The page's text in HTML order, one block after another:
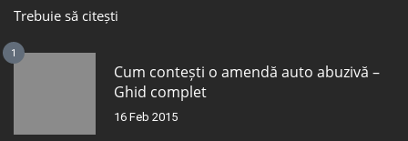
Trebuie să citești
1
Cum contești o amendă auto abuzivă –
Ghid complet
16 Feb 2015